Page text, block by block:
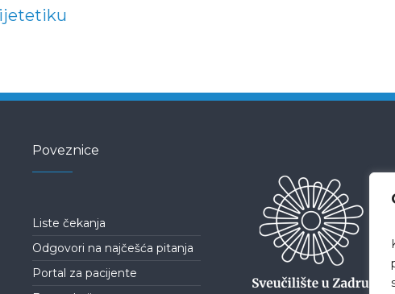
Poveznice
Liste čekanja
Odgovori na najčešća pitanja
Portal za pacijente